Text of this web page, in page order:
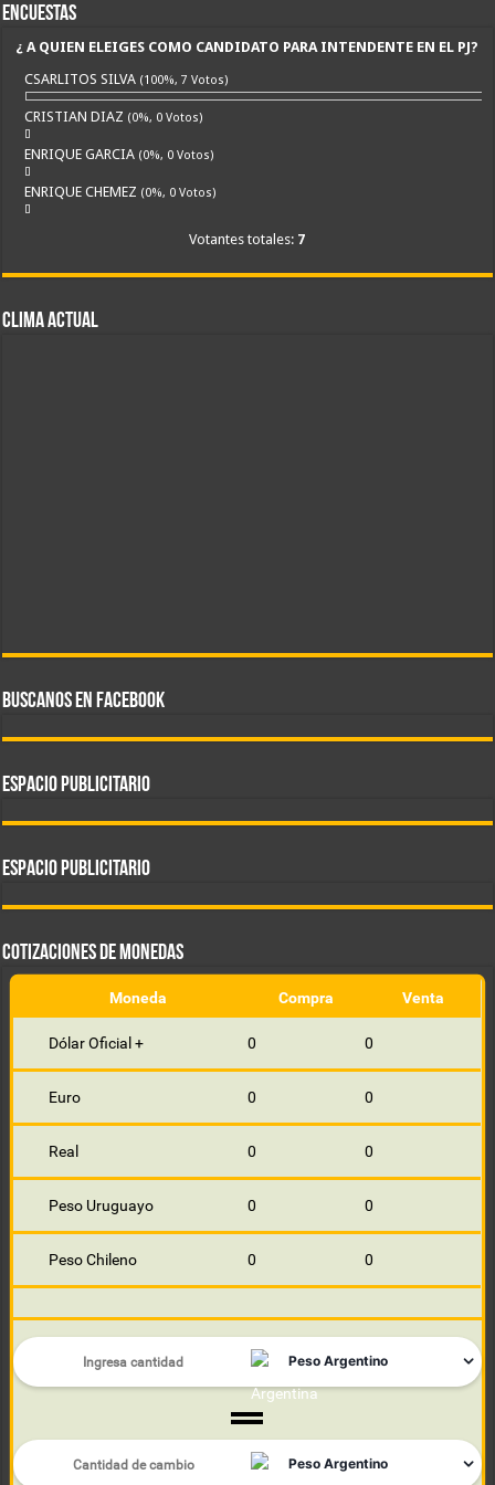
Encuestas
¿ A QUIEN ELEIGES COMO CANDIDATO PARA INTENDENTE EN EL PJ?
CSARLITOS SILVA (100%, 7 Votos)
CRISTIAN DIAZ (0%, 0 Votos)
ENRIQUE GARCIA (0%, 0 Votos)
ENRIQUE CHEMEZ (0%, 0 Votos)
Votantes totales: 7
CLIMA ACTUAL
BUSCANOS EN FACEBOOK
ESPACIO PUBLICITARIO
ESPACIO PUBLICITARIO
COTIZACIONES DE MONEDAS
Moneda Compra Venta
Dólar Oficial + 0 0
Euro 0 0
Real 0 0
Peso Uruguayo 0 0
Peso Chileno 0 0